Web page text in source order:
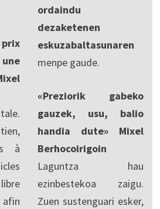
prix
à
ordaindu
dezaketenen
eskuzabaltasunaren
menpe gaude.
«Preziorik gabeko
gauzek, usu, balio
handia dute» Mixel
Berhocoirigoin
Laguntza hau
ezinbestekoa zaigu.
Zuen sustenguari esker,